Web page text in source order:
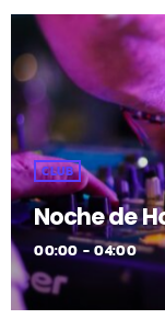
CLUB
Noche de
00:00 - 04:00